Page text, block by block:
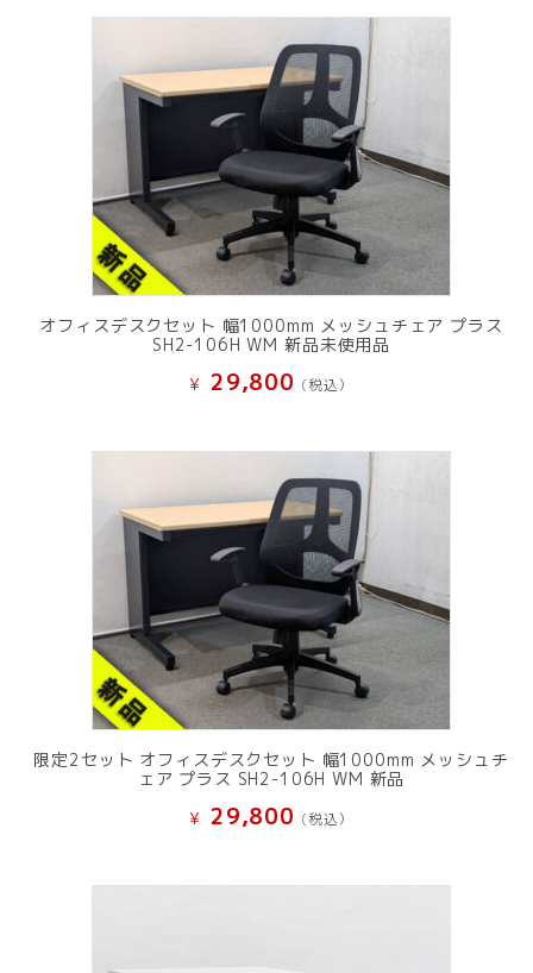
オフィスデスクセット 幅1000mm メッシュチェア プラス
SH2-106H WM 新品未使用品
¥ 29,800 (税込）
限定2セット オフィスデスクセット 幅1000mm メッシュチ
ェア プラス SH2-106H WM 新品
¥ 29,800 (税込）